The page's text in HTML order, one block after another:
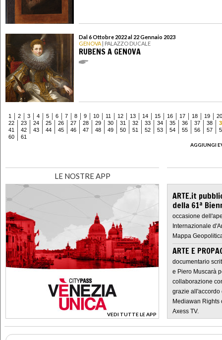
Dal 6 Ottobre 2022 al 22 Gennaio 2023
GENOVA | PALAZZO DUCALE
RUBENS A GENOVA
1 2 3 4 5 6 7 8 9 10 11 12 13 14 15 16 17 18 19
20
22
23 24 25 26 27 28 29 30 31 32 33 34 35 36 37 38
41
42 43 44 45 46 47 48 49 50 51 52 53 54 55 56 57
60
61
AGGIUNGI
LE NOSTRE APP
VEDI TUTTE LE APP
>
ARTE.it
della 61ª
occasione
Internazionale
Mappa
ARTE E
documentario
e Piero Muscarà
collaborazione
grazie all'accordo
Mediawan Rights
Axess TV.